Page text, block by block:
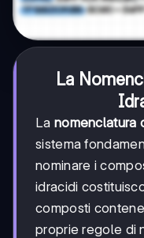
La
La nomenclatura
sistema
nominare i
idracidi
composti
proprie regole di